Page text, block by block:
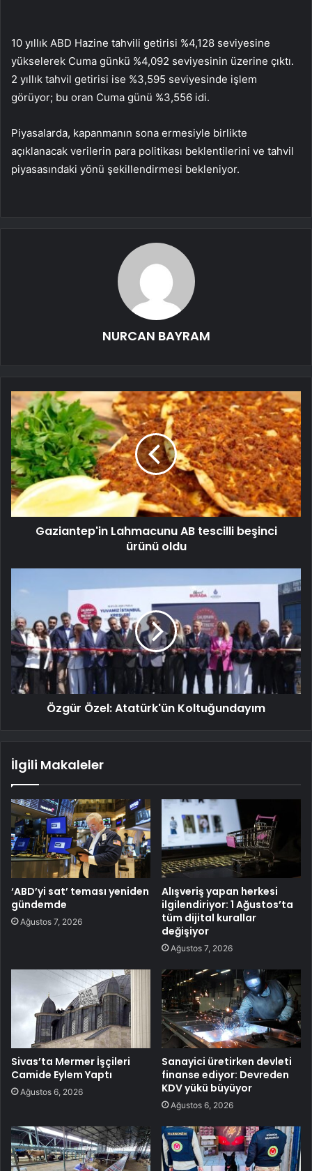
10 yıllık ABD Hazine tahvili getirisi %4,128 seviyesine
yükselerek Cuma günkü %4,092 seviyesinin üzerine çıktı.
2 yıllık tahvil getirisi ise %3,595 seviyesinde işlem
görüyor; bu oran Cuma günü %3,556 idi.
Piyasalarda, kapanmanın sona ermesiyle birlikte
açıklanacak verilerin para politikası beklentilerini ve tahvil
piyasasındaki yönü şekillendirmesi bekleniyor.
NURCAN BAYRAM
Gaziantep'in Lahmacunu AB tescilli beşinci
ürünü oldu
Özgür Özel: Atatürk'ün Koltuğundayım
İlgili Makaleler
‘ABD’yi sat’ teması yeniden
gündemde
Ağustos 7, 2026
Alışveriş yapan herkesi
ilgilendiriyor: 1 Ağustos’ta
tüm dijital kurallar
değişiyor
Ağustos 7, 2026
Sivas’ta Mermer İşçileri
Camide Eylem Yaptı
Ağustos 6, 2026
Sanayici üretirken devleti
finanse ediyor: Devreden
KDV yükü büyüyor
Ağustos 6, 2026